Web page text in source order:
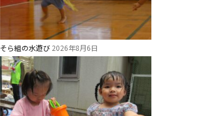
そら組の水遊び 2026年8月6日